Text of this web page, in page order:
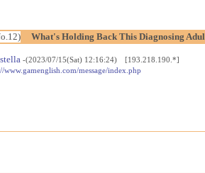
What's Holding Back This Diagnosing
-(2023/07/15(Sat) 12:16:24) [193.218.190.*]
www.gamenglish.com/message/index.php